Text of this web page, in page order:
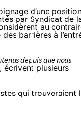
d’une position
par Syndicat de
au
barrières à
depuis que nous
écrivent plusieurs
qui trouveraient